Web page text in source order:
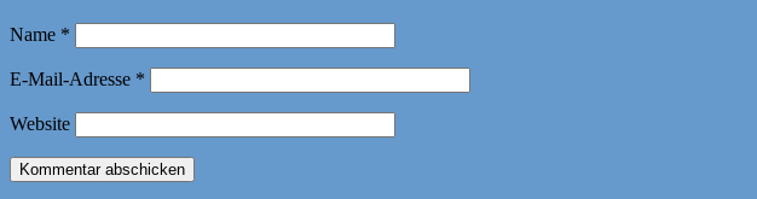
Name *
E-Mail-Adresse *
Website